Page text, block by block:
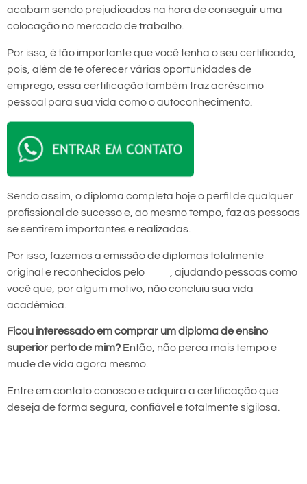
acabam sendo prejudicados na hora de conseguir uma
colocação no mercado de trabalho.
Por isso, é tão importante que você tenha o seu certificado,
pois, além de te oferecer várias oportunidades de
emprego, essa certificação também traz acréscimo
pessoal para sua vida como o autoconhecimento.
Sendo assim, o diploma completa hoje o perfil de qualquer
profissional de sucesso e, ao mesmo tempo, faz as pessoas
se sentirem importantes e realizadas.
Por isso, fazemos a emissão de diplomas totalmente
original e reconhecidos pelo
, ajudando pessoas como
você que, por algum motivo, não concluiu sua vida
acadêmica.
Ficou interessado em comprar um diploma de ensino
superior perto de mim? Então, não perca mais tempo e
mude de vida agora mesmo.
Entre em contato conosco e adquira a certificação que
deseja de forma segura, confiável e totalmente sigilosa.